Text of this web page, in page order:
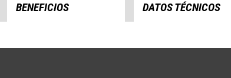
BENEFICIOS DATOS TÉCNICOS